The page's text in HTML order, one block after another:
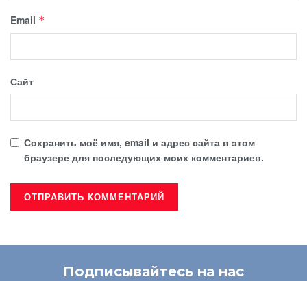
Email *
Сайт
Сохранить моё имя, email и адрес сайта в этом
браузере для последующих моих комментариев.
Подписывайтесь на нас